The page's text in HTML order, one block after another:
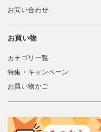
お問い合わせ
お買い物
カテゴリ一覧
特集・キャンペーン
お買い物かご